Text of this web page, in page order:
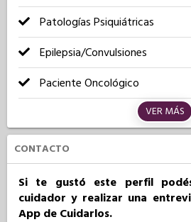
Patologías Psiquiátricas
Epilepsia/Convulsiones
Paciente Oncológico
VER MÁS
CONTACTO
Si te gustó este perfil
cuidador y realizar una
App de Cuidarlos.